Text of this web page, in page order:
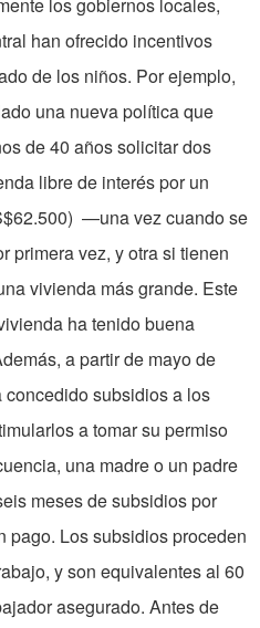
los gobiernos locales,
han ofrecido incentivos
de los niños. Por ejemplo,
una nueva política que
de 40 años solicitar dos
libre de interés por un
—una vez cuando se
primera vez, y otra si tienen
vivienda más grande. Este
ha tenido buena
a partir de mayo de
subsidios a los
a tomar su permiso
una madre o un padre
meses de subsidios por
pago. Los subsidios proceden
y son equivalentes al 60
asegurado. Antes de